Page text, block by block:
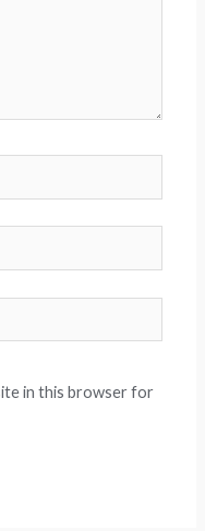
in this browser for